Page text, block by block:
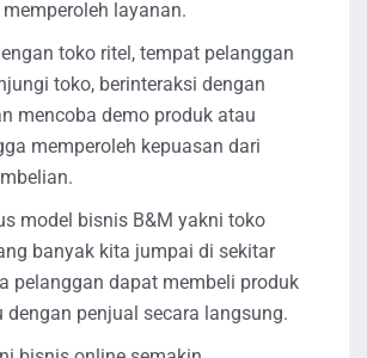
layanan.
toko ritel, tempat pelanggan
toko, berinteraksi dengan
mencoba demo produk atau
memperoleh kepuasan dari
model bisnis B&M yakni toko
banyak kita jumpai di sekitar
pelanggan dapat membeli produk
dengan penjual secara langsung.